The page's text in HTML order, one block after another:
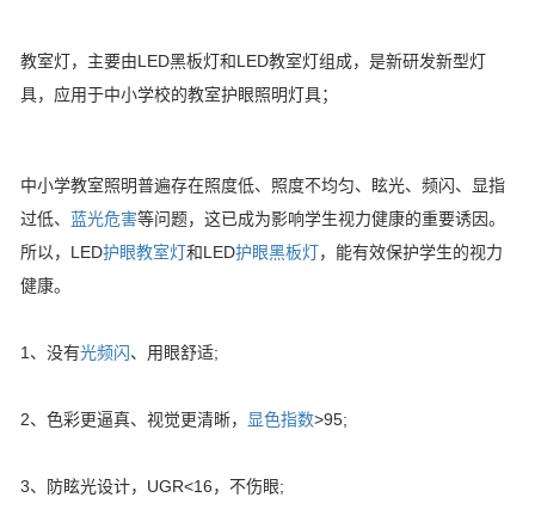
教室灯，主要由LED黑板灯和LED教室灯组成，是新研发新型灯
具，应用于中小学校的教室护眼照明灯具；
中小学教室照明普遍存在照度低、照度不均匀、眩光、频闪、显指
过低、 蓝光危害等问题，这已成为影响学生视力健康的重要诱因。
所以，LED护眼教室灯和LED护眼黑板灯，能有效保护学生的视力
健康。
1、没有光频闪、用眼舒适;
2、色彩更逼真、视觉更清晰， 显色指数>95;
3、防眩光设计，UGR<16，不伤眼;